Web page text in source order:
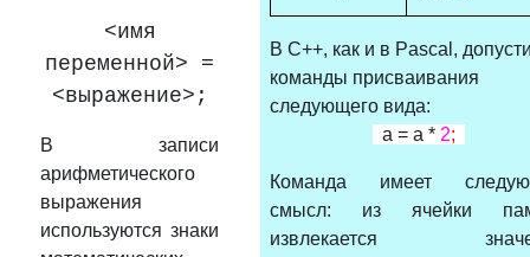
<имя
переменной> =
<выражение>;
В записи
арифметического
выражения
используются знаки
В С++, как и в Pascal,
команды присваивания
следующего вида:
a = a * 2;
Команда имеет
смысл: из ячейки
извлекается